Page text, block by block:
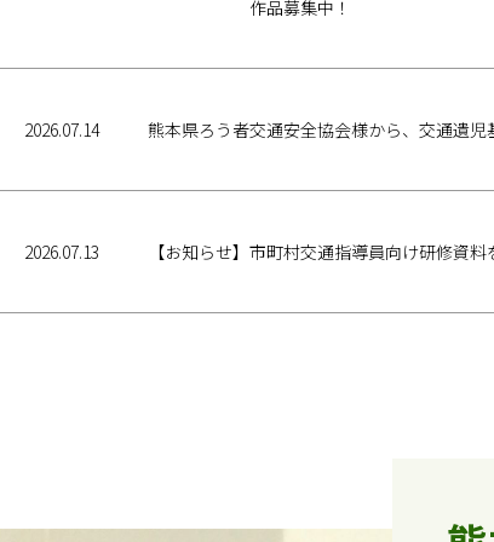
作品募集中！
2026.07.14 熊本県ろう者交通安全協会様から、交通遺
2026.07.13 【お知らせ】市町村交通指導員向け研修資